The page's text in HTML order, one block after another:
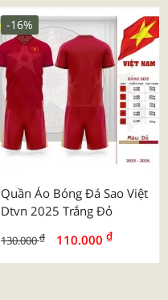
Quần Áo Bóng Đá Sao Việt
Dtvn 2025 Trắng Đỏ
130.000₫ 110.000 ₫
-16%